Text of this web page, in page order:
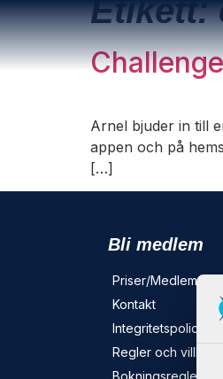
Etikett:
Arnel bjuder in till
appen och på
[…]
Bli medlem
Priser/Medlemskap
Kontakt
Integritetspolicy
Regler och villkor